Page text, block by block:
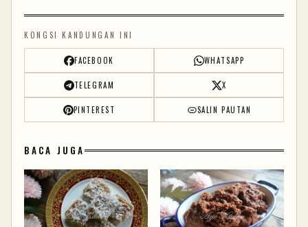
KONGSI KANDUNGAN INI
FACEBOOK WHATSAPP
TELEGRAM X
PINTEREST SALIN PAUTAN
BACA JUGA